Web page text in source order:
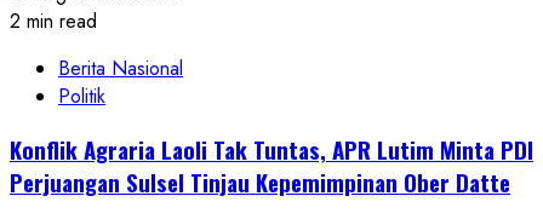
2 min read
Berita Nasional
Politik
Konflik Agraria Laoli Tak Tuntas, APR Lutim Minta PDI
Perjuangan Sulsel Tinjau Kepemimpinan Ober Datte